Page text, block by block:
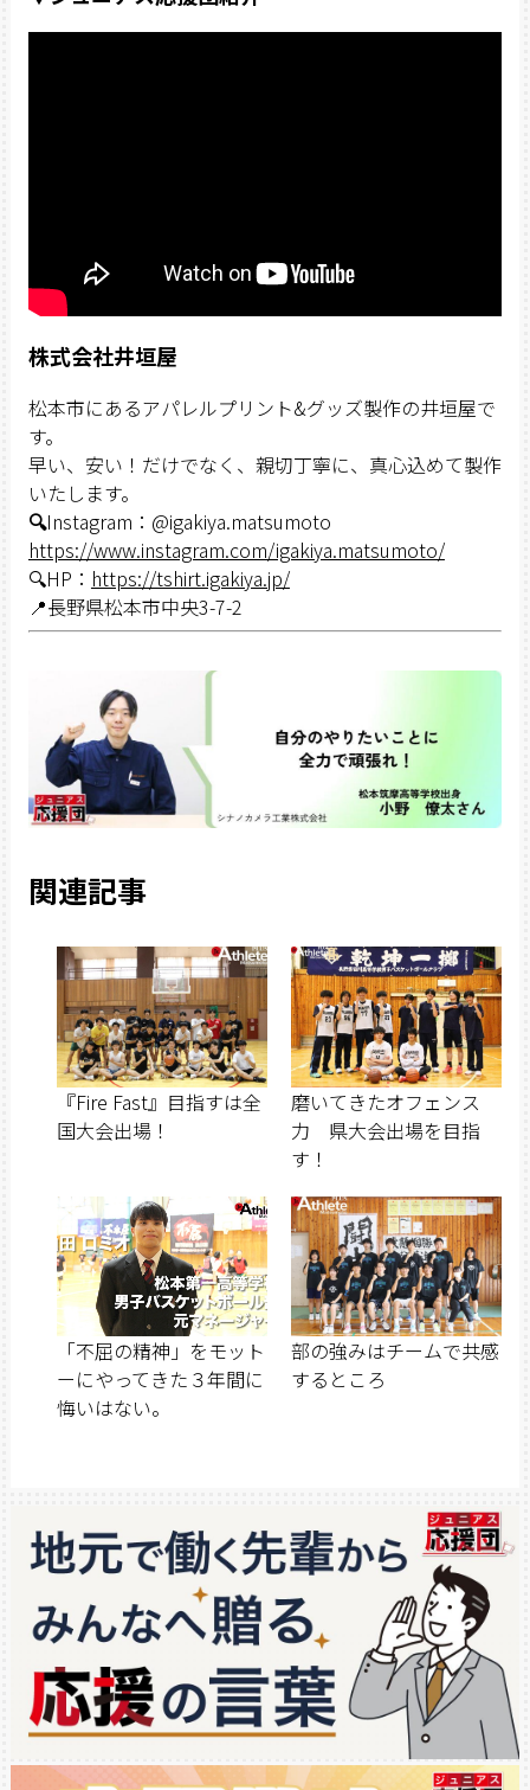
株式会社井垣屋
松本市にあるアパレルプリント&グッズ製作の井垣屋で
す。
早い、安い！だけでなく、親切丁寧に、真心込めて製作
いたします。
🔍Instagram：@igakiya.matsumoto
https://www.instagram.com/igakiya.matsumoto/
🔍HP： https://tshirt.igakiya.jp/
📍長野県松本市中央3-7-2
関連記事
『Fire Fast』目指すは全
国大会出場！
磨いてきたオフェンス
力 県大会出場を目指
す！
「不屈の精神」をモット
ーにやってきた３年間に
悔いはない。
部の強みはチームで共感
するところ